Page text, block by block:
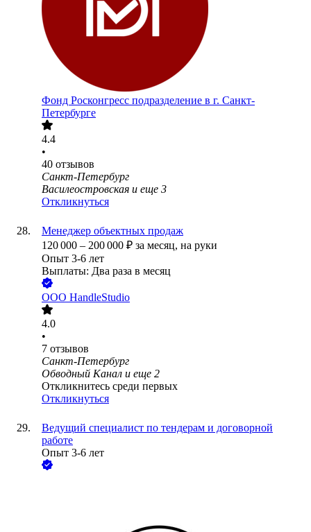
Фонд Росконгресс подразделение в г. Санкт-
Петербурге
4.4
•
40 отзывов
Санкт-Петербург
Василеостровская и еще 3
Откликнуться
Менеджер объектных продаж
120 000 – 200 000 ₽ за месяц, на руки
Опыт 3-6 лет
Выплаты: Два раза в месяц
ООО HandleStudio
4.0
•
7 отзывов
Санкт-Петербург
Обводный Канал и еще 2
Откликнитесь среди первых
Откликнуться
Ведущий специалист по тендерам и договорной
работе
Опыт 3-6 лет